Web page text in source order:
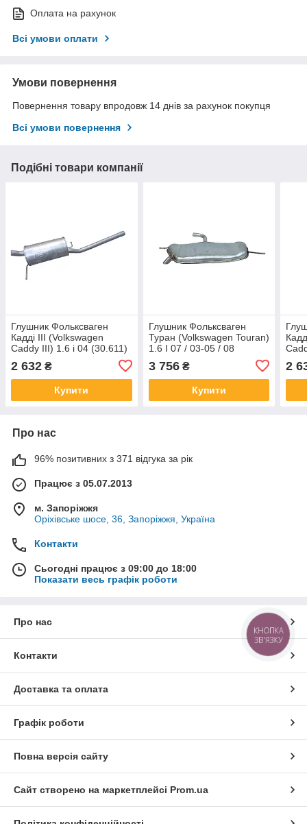
Оплата на рахунок
Всі умови оплати
Умови повернення
Повернення товару впродовж 14 днів за рахунок покупця
Всі умови повернення
Подібні товари компанії
Глушник Фольксваген
Кадді III (Volkswagen
Caddy III) 1.6 i 04 (30.611)
алюминизированный
2 632 ₴
Купити
Глушник Фольксваген
Туран (Volkswagen Touran)
1.6 I 07 / 03-05 / 08
алюминизированный
3 756₴
Купити
2
Про нас
96% позитивних з 371 відгука за рік
Працює з 05.07.2013
м. Запоріжжя
Оріхівське шосе, 36, Запоріжжя, Україна
Контакти
Сьогодні працює з 09:00 до 18:00
Показати весь графік роботи
Про нас
Контакти
Доставка та оплата
Графік роботи
Повна версія сайту
Сайт створено на маркетплейсі Prom.ua
КНОПКА
ЗВ'ЯЗКУ